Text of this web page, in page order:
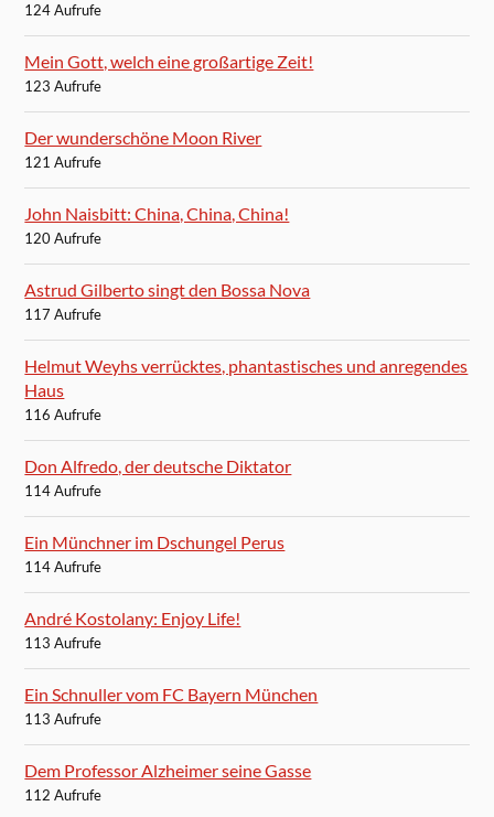
124 Aufrufe
Mein Gott, welch eine großartige Zeit!
123 Aufrufe
Der wunderschöne Moon River
121 Aufrufe
John Naisbitt: China, China, China!
120 Aufrufe
Astrud Gilberto singt den Bossa Nova
117 Aufrufe
Helmut Weyhs verrücktes, phantastisches und anregendes
Haus
116 Aufrufe
Don Alfredo, der deutsche Diktator
114 Aufrufe
Ein Münchner im Dschungel Perus
114 Aufrufe
André Kostolany: Enjoy Life!
113 Aufrufe
Ein Schnuller vom FC Bayern München
113 Aufrufe
Dem Professor Alzheimer seine Gasse
112 Aufrufe